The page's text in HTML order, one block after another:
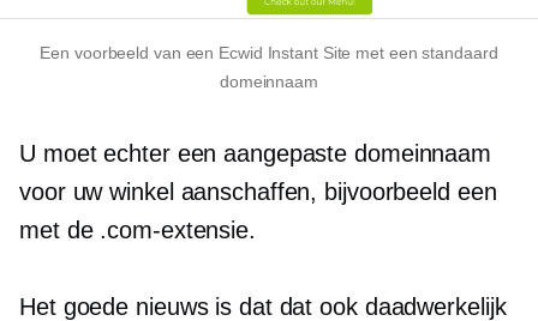
Een voorbeeld van een Ecwid Instant Site met een standaard
domeinnaam
U moet echter een aangepaste domeinnaam
voor uw winkel aanschaffen, bijvoorbeeld een
met de .com-extensie.
Het goede nieuws is dat dat ook daadwerkelijk